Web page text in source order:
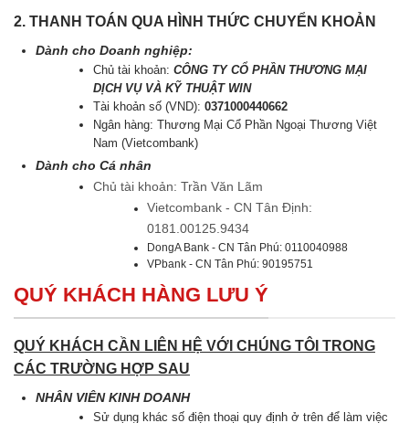
2. THANH TOÁN QUA HÌNH THỨC CHUYỂN KHOẢN
Dành cho Doanh nghiệp:
Chủ tài khoản:CÔNG TY CỔ PHẦN THƯƠNG MẠI
DỊCH VỤ VÀ KỸ THUẬT WIN
Tài khoản số (VND):0371000440662
Ngân hàng: Thương Mại Cổ Phần Ngoại Thương Việt
Nam (Vietcombank)
Dành cho Cá nhân
Chủ tài khoản: Trần Văn Lãm
Vietcombank - CN Tân Định:
0181.00125.9434
DongA Bank - CN Tân Phú: 0110040988
VPbank - CN Tân Phú: 90195751
QUÝ KHÁCH HÀNG LƯU Ý
QUÝ KHÁCH CẦN LIÊN HỆ VỚI CHÚNG TÔI TRONG
CÁC TRƯỜNG HỢP SAU
NHÂN VIÊN KINH DOANH
Sử dụng khác số điện thoại quy định ở trên để làm việc